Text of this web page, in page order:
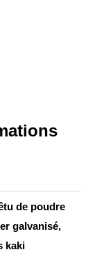
de poudre
galvanisé,
kaki